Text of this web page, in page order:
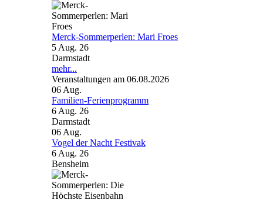
Merck-Sommerperlen: Mari Froes
5 Aug. 26
Darmstadt
mehr...
Veranstaltungen am 06.08.2026
06 Aug.
Familien-Ferienprogramm
6 Aug. 26
Darmstadt
06 Aug.
Vogel der Nacht Festivak
6 Aug. 26
Bensheim